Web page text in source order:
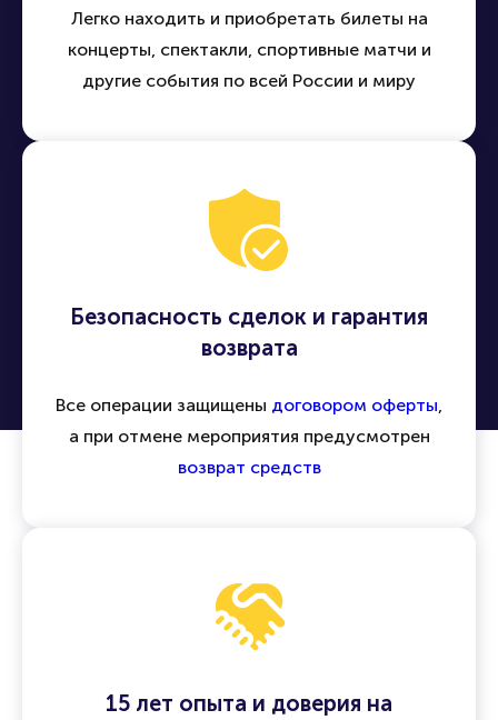
Легко находить и приобретать билеты на
концерты, спектакли, спортивные матчи и
другие события по всей России и миру
Безопасность сделок и гарантия
возврата
Все операции защищены договором оферты,
а при отмене мероприятия предусмотрен
возврат средств
15 лет опыта и доверия на